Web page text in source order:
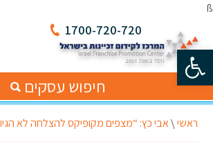
פתח סרגל נגישות
ß
1700-720-720
חיפוש עסקים
ראשי\אבי כץ: “מצפים מקופיקס להצלחה לא